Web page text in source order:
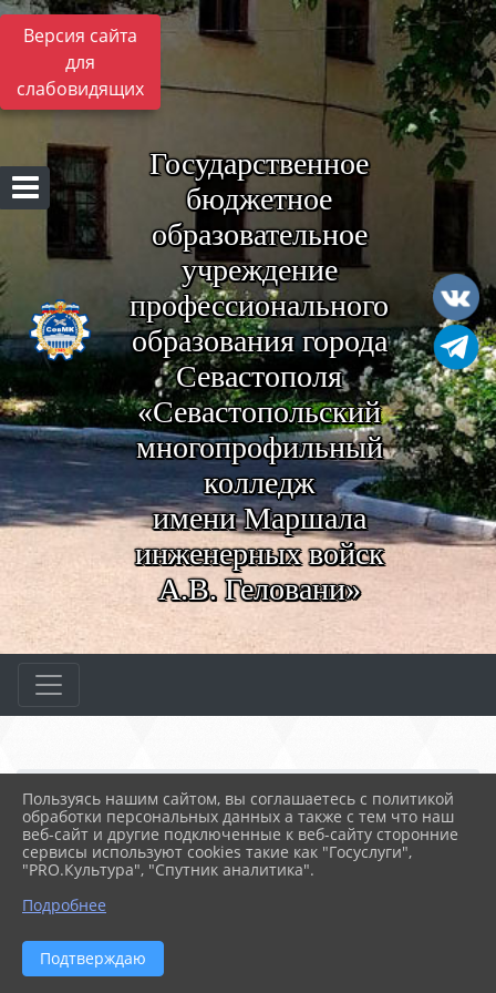
Версия сайта
для
слабовидящих
Государственное
бюджетное
образовательное
учреждение
профессионального
образования города
Севастополя
«Севастопольский
многопрофильный
колледж
имени Маршала
инженерных войск
А.В. Геловани»
Главная МЕРОПРИЯТИЯ
Новости
Профориентация
11.02.2025 10:43
Пользуясь нашим сайтом, вы соглашаетесь с политикой
обработки персональных данных а также с тем что наш
веб-сайт и другие подключенные к веб-сайту сторонние
сервисы используют cookies такие как "Госуслуги",
"PRO.Культура", "Спутник аналитика".
Подробнее
Подтверждаю